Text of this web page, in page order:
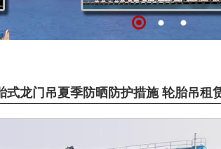
式龙门吊夏季防晒防护措施 轮胎吊租